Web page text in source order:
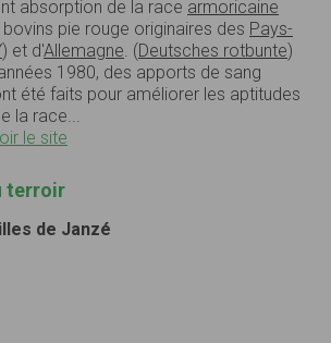
absorption de la race armoricaine
pie rouge originaires des Pays-
) et d'Allemagne . (Deutsches rotbunte)
1980, des apports de sang
été faits pour améliorer les aptitudes
la race...
le site
terroir
de Janzé